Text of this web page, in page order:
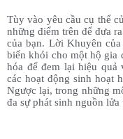
Tùy vào yêu cầu cụ thể
những điểm trên để đưa
của bạn. Lời Khuyên
biến khói cho một hộ gia
hóa để đem lại hiệu
các hoạt động sinh hoạt
Ngược lại, trong những
đa sự phát sinh nguồn